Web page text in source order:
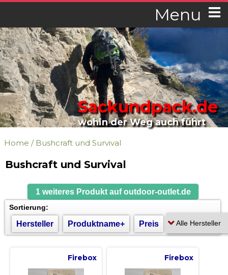
Menu
Sackundpack.de
wohin der Weg auch führt
Home / Bushcraft und Survival
Bushcraft und Survival
1 weiteres Produkt auf outdoor-outlet.de
Sortierung:
Hersteller Produktname+ Preis
Firebox Firebox